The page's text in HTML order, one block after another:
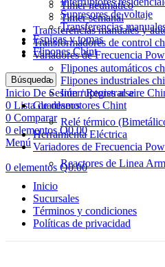
Timer neumático
Timer semanal
Transferencias manuales y
Transformadores de control
Variadores de Frecuencia
Búsqueda
Inicio De Sesión / Registrarse
0 Lista de deseos
0 Comparar
0 elementos Q0.00
Menú
0 elementos Q0.00
Supresores de voltaje
Transferencias
Espigas y tomas
Flipones Chint
Flipones automáticos
Flipones industriales
Interruptores al aire
Guardamotores Chint
Relé térmico
Herramienta Eléctrica
Variadores de Frecuencia
Reactores de Linea
Inicio
Sucursales
Términos y condiciones
Políticas de privacidad